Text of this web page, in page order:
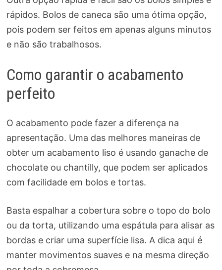
rápidos. Bolos de caneca são uma ótima opção,
pois podem ser feitos em apenas alguns minutos
e não são trabalhosos.
Como garantir o acabamento
perfeito
O acabamento pode fazer a diferença na
apresentação. Uma das melhores maneiras de
obter um acabamento liso é usando ganache de
chocolate ou chantilly, que podem ser aplicados
com facilidade em bolos e tortas.
Basta espalhar a cobertura sobre o topo do bolo
ou da torta, utilizando uma espátula para alisar as
bordas e criar uma superfície lisa. A dica aqui é
manter movimentos suaves e na mesma direção